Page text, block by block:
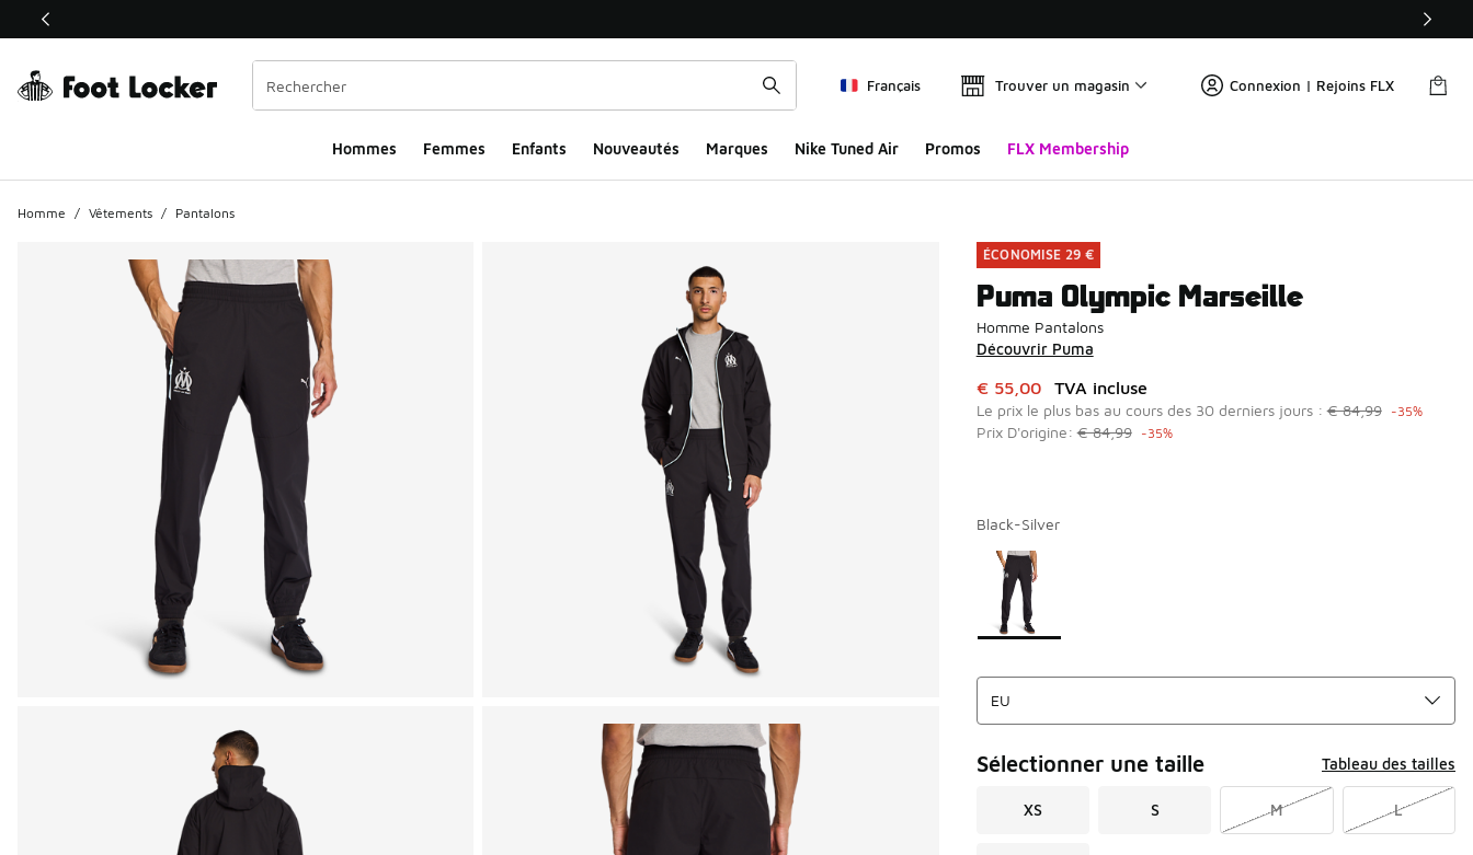
Ce lien ouvrira une nouvelle fenêtre
Français Trouver un magasin Connexion | Rejoins FLX
Hommes​ Femmes Enfants Nouveautés Marques Nike Tuned Air Promos FLX Membership
Homme / Vêtements / Pantalons
ÉCONOMISE 29 €
Puma Olympic Marseille
Homme Pantalons
Découvrir Puma
Cet article est en promotion. Prix en baisse de à € 55,00
€ 55,00 TVA incluse
Le prix le plus bas au cours des 30 derniers jours :€ 84,99 -35%
Prix D'origine:€ 84,99 -35%
Black-Silver
Page 1 sur 1 affichant 1 à 1 des 1 couleurs.
Merci de sélectionner un style
Sélectionner une taille Tableau des tailles
XS S M L